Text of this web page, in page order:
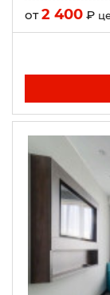
от2 400 ₽